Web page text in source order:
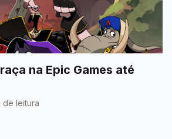
na Epic Games até
de leitura